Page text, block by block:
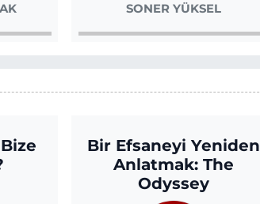
SONER YÜKSEL
Bir Efsaneyi Yeniden
Anlatmak: The
Odyssey